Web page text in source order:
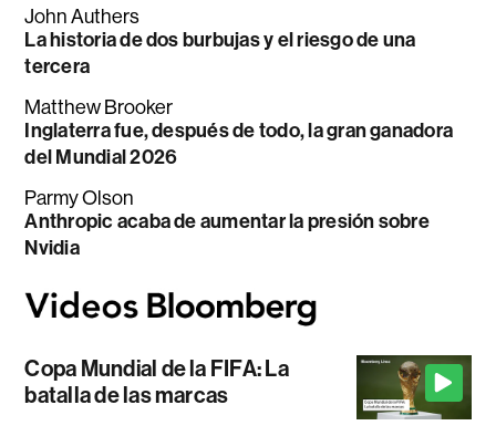
John Authers
La historia de dos burbujas y el riesgo de una
tercera
Matthew Brooker
Inglaterra fue, después de todo, la gran ganadora
del Mundial 2026
Parmy Olson
Anthropic acaba de aumentar la presión sobre
Nvidia
Copa Mundial de la FIFA: La
batalla de las marcas